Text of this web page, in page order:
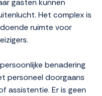
gasten kunnen
Het complex is
ruimte voor
benadering
personeel doorgaans
assistentie. Er is geen